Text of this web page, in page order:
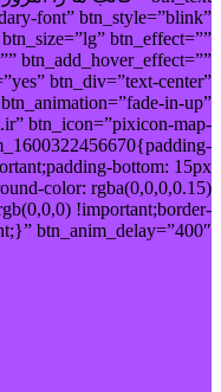
font” btn_style=”blink”
btn_effect=””
btn_add_hover_effect=””
btn_div=”text-center”
btn_animation=”fade-in-up”
btn_icon=”pixicon-map-
bottom: 15px
color: rgba(0,0,0,0.15)
!important;border-
btn_anim_delay=”400″]